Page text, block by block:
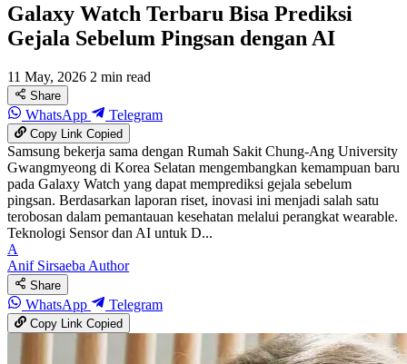
Galaxy Watch Terbaru Bisa Prediksi
Gejala Sebelum Pingsan dengan AI
11 May, 2026 2 min read
Share
WhatsApp Telegram
Copy LinkCopied
Samsung bekerja sama dengan Rumah Sakit Chung-Ang University
Gwangmyeong di Korea Selatan mengembangkan kemampuan baru
pada Galaxy Watch yang dapat memprediksi gejala sebelum
pingsan. Berdasarkan laporan riset, inovasi ini menjadi salah satu
terobosan dalam pemantauan kesehatan melalui perangkat wearable.
Teknologi Sensor dan AI untuk D...
A
Anif SirsaebaAuthor
Share
WhatsApp Telegram
Copy LinkCopied